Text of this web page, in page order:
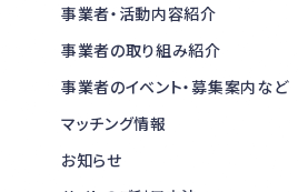
事業者・活動内容紹介
事業者の取り組み紹介
事業者のイベント・募集案内など
マッチング情報
お知らせ